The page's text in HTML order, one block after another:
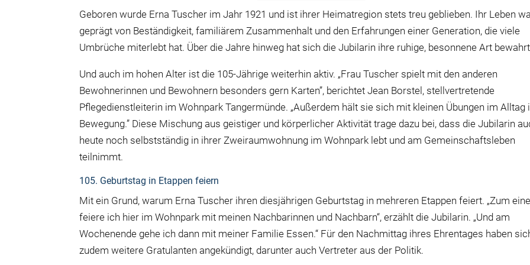
Geboren wurde Erna Tuscher im Jahr 1921 und ist ihrer Heimatregion stets treu geblieben. Ihr Leben
geprägt von Beständigkeit, familiärem Zusammenhalt und den Erfahrungen einer Generation, die viele
Umbrüche miterlebt hat. Über die Jahre hinweg hat sich die Jubilarin ihre ruhige, besonnene Art
Und auch im hohen Alter ist die 105-Jährige weiterhin aktiv. „Frau Tuscher spielt mit den anderen
Bewohnerinnen und Bewohnern besonders gern Karten”, berichtet Jean Borstel, stellvertretende
Pflegedienstleiterin im Wohnpark Tangermünde. „Außerdem hält sie sich mit kleinen Übungen im Alltag
Bewegung.” Diese Mischung aus geistiger und körperlicher Aktivität trage dazu bei, dass die Jubilarin
heute noch selbstständig in ihrer Zweiraumwohnung im Wohnpark lebt und am Gemeinschaftsleben
teilnimmt.
105. Geburtstag in Etappen feiern
Mit ein Grund, warum Erna Tuscher ihren diesjährigen Geburtstag in mehreren Etappen feiert. „Zum
feiere ich hier im Wohnpark mit meinen Nachbarinnen und Nachbarn“, erzählt die Jubilarin. „Und am
Wochenende gehe ich dann mit meiner Familie Essen.“ Für den Nachmittag ihres Ehrentages haben
zudem weitere Gratulanten angekündigt, darunter auch Vertreter aus der Politik.